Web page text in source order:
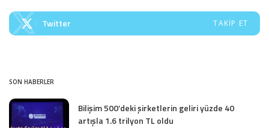
Twitter TAKIP ET
SON HABERLER
Bilişim 500’deki şirketlerin geliri yüzde 40
artışla 1.6 trilyon TL oldu